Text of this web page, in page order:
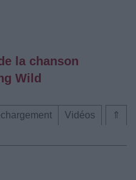
la chanson
Wild
⇑
Vidéos